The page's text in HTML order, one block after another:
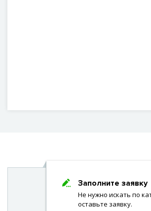
Заполните заявку
Не нужно искать по
оставьте заявку.